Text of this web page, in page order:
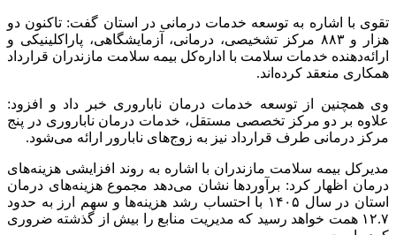
تقوی با اشاره به توسعه خدمات درمانی در استان گفت: تاکنون دو
هزار و ۸۸۳ مرکز تشخیصی، درمانی، آزمایشگاهی، پاراکلینیکی و
ارائه‌دهنده خدمات سلامت با اداره‌کل بیمه سلامت مازندران قرارداد
همکاری منعقد کرده‌اند.
وی همچنین از توسعه خدمات درمان ناباروری خبر داد و افزود:
علاوه بر دو مرکز تخصصی مستقل، خدمات درمان ناباروری در پنج
مرکز درمانی طرف قرارداد نیز به زوج‌های نابارور ارائه می‌شود.
مدیرکل بیمه سلامت مازندران با اشاره به روند افزایشی هزینه‌های
درمان اظهار کرد: برآوردها نشان می‌دهد مجموع هزینه‌های درمان
استان در سال ۱۴۰۵ با احتساب رشد هزینه‌ها و سهم ارز به حدود
۱۲.۷ همت خواهد رسید که مدیریت منابع را بیش از گذشته ضروری